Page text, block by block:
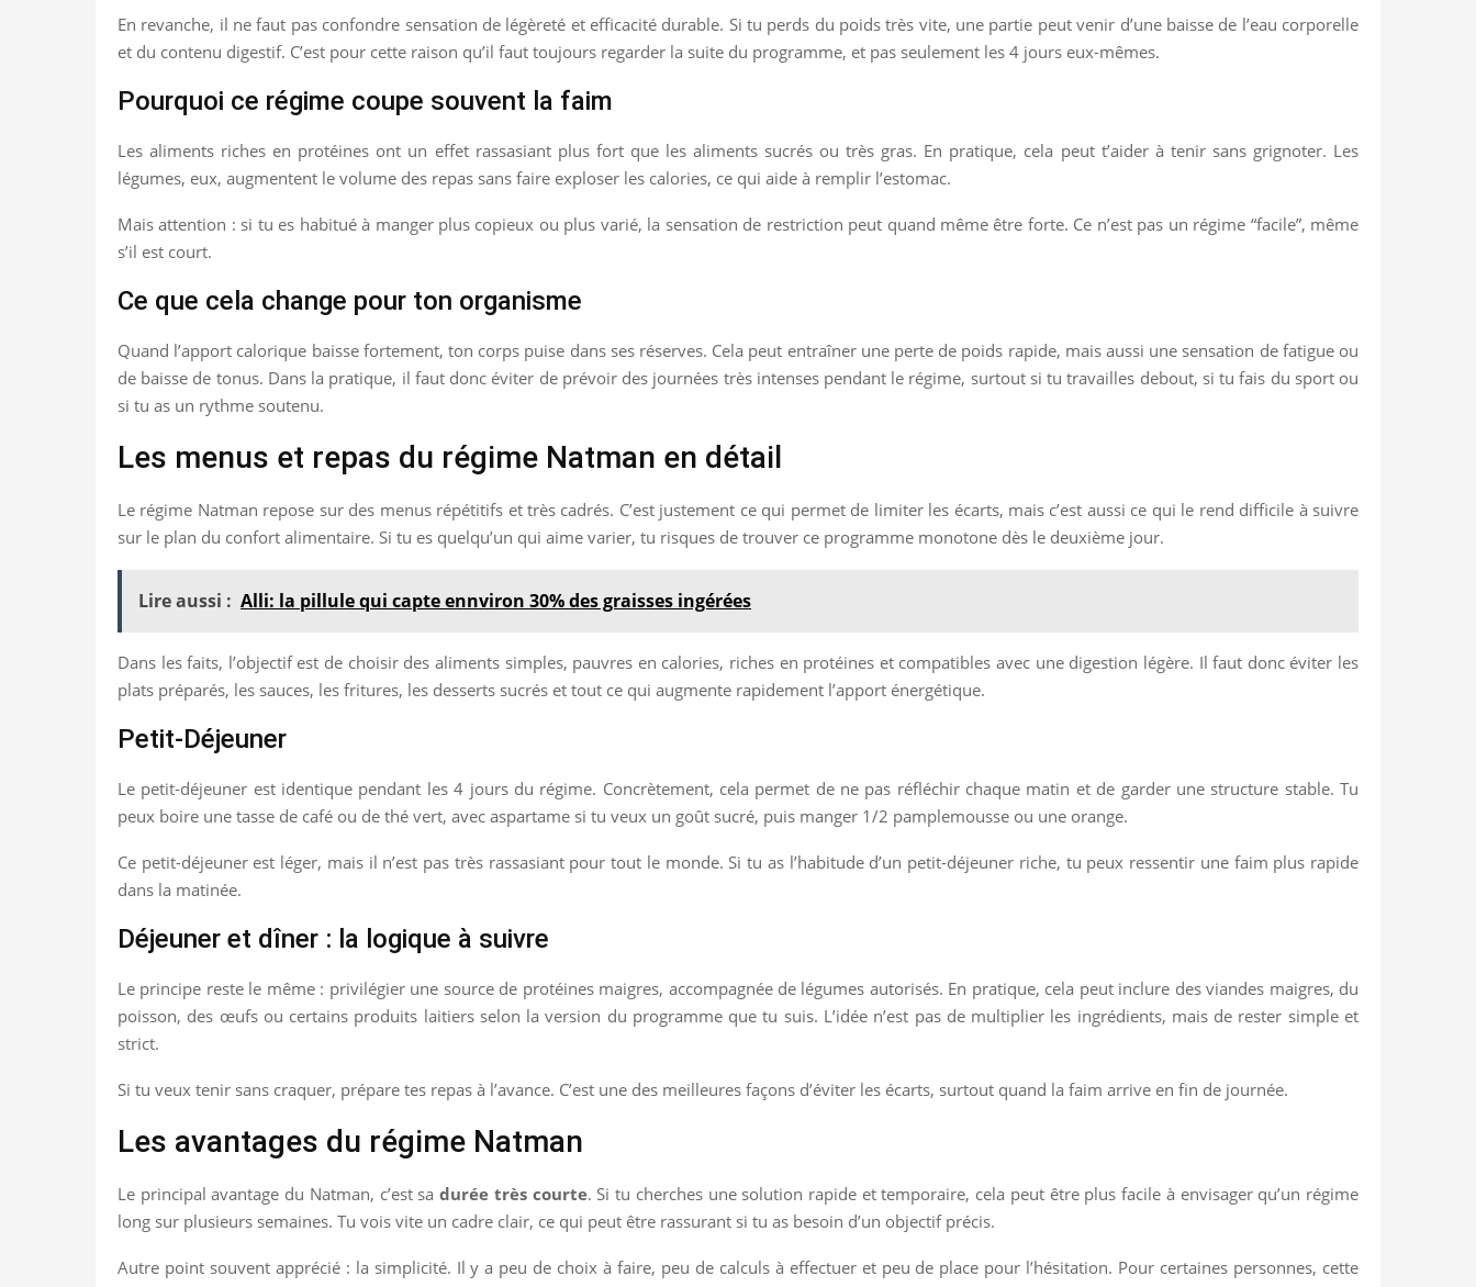
En revanche, il ne faut pas confondre sensation de légèreté et efficacité durable. Si tu perds du poids très vite, une partie peut venir d’une baisse de l’eau corporelle
et du contenu digestif. C’est pour cette raison qu’il faut toujours regarder la suite du programme, et pas seulement les 4 jours eux-mêmes.
Pourquoi ce régime coupe souvent la faim
Les aliments riches en protéines ont un effet rassasiant plus fort que les aliments sucrés ou très gras. En pratique, cela peut t’aider à tenir sans grignoter. Les
légumes, eux, augmentent le volume des repas sans faire exploser les calories, ce qui aide à remplir l’estomac.
Mais attention : si tu es habitué à manger plus copieux ou plus varié, la sensation de restriction peut quand même être forte. Ce n’est pas un régime “facile”, même
s’il est court.
Ce que cela change pour ton organisme
Quand l’apport calorique baisse fortement, ton corps puise dans ses réserves. Cela peut entraîner une perte de poids rapide, mais aussi une sensation de fatigue ou
de baisse de tonus. Dans la pratique, il faut donc éviter de prévoir des journées très intenses pendant le régime, surtout si tu travailles debout, si tu fais du sport ou
si tu as un rythme soutenu.
Les menus et repas du régime Natman en détail
Le régime Natman repose sur des menus répétitifs et très cadrés. C’est justement ce qui permet de limiter les écarts, mais c’est aussi ce qui le rend difficile à suivre
sur le plan du confort alimentaire. Si tu es quelqu’un qui aime varier, tu risques de trouver ce programme monotone dès le deuxième jour.
Lire aussi : Alli: la pillule qui capte ennviron 30% des graisses ingérées
Dans les faits, l’objectif est de choisir des aliments simples, pauvres en calories, riches en protéines et compatibles avec une digestion légère. Il faut donc éviter les
plats préparés, les sauces, les fritures, les desserts sucrés et tout ce qui augmente rapidement l’apport énergétique.
Petit-Déjeuner
Le petit-déjeuner est identique pendant les 4 jours du régime. Concrètement, cela permet de ne pas réfléchir chaque matin et de garder une structure stable. Tu
peux boire une tasse de café ou de thé vert, avec aspartame si tu veux un goût sucré, puis manger 1/2 pamplemousse ou une orange.
Ce petit-déjeuner est léger, mais il n’est pas très rassasiant pour tout le monde. Si tu as l’habitude d’un petit-déjeuner riche, tu peux ressentir une faim plus rapide
dans la matinée.
Déjeuner et dîner : la logique à suivre
Le principe reste le même : privilégier une source de protéines maigres, accompagnée de légumes autorisés. En pratique, cela peut inclure des viandes maigres, du
poisson, des œufs ou certains produits laitiers selon la version du programme que tu suis. L’idée n’est pas de multiplier les ingrédients, mais de rester simple et
strict.
Si tu veux tenir sans craquer, prépare tes repas à l’avance. C’est une des meilleures façons d’éviter les écarts, surtout quand la faim arrive en fin de journée.
Les avantages du régime Natman
Le principal avantage du Natman, c’est sadurée très courte. Si tu cherches une solution rapide et temporaire, cela peut être plus facile à envisager qu’un régime
long sur plusieurs semaines. Tu vois vite un cadre clair, ce qui peut être rassurant si tu as besoin d’un objectif précis.
Autre point souvent apprécié : la simplicité. Il y a peu de choix à faire, peu de calculs à effectuer et peu de place pour l’hésitation. Pour certaines personnes, cette